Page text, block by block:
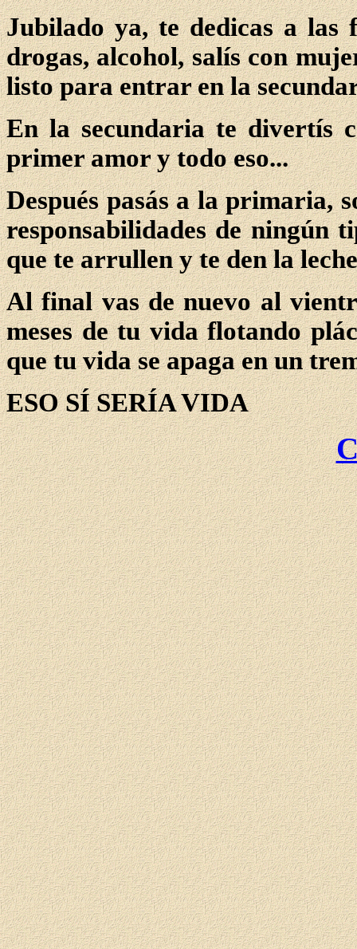
Jubilado ya, te dedicas a las
drogas, alcohol, salís con
listo para entrar en la
En la secundaria te divertís
primer amor y todo eso...
Después pasás a la primaria,
responsabilidades de ningún
que te arrullen y te den la
Al final vas de nuevo al
meses de tu vida flotando
que tu vida se apaga en un
ESO SÍ SERÍA VIDA